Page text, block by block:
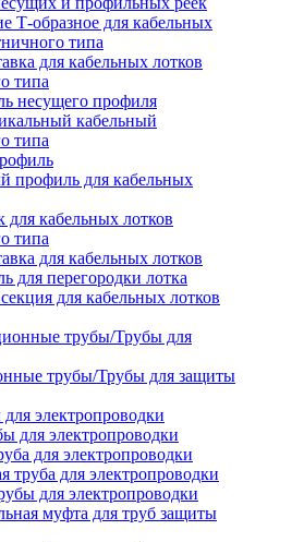
Т-образное для кабельных
типа
для кабельных лотков
типа
несущего профиля
кабельный
типа
профиль для кабельных
для кабельных лотков
типа
для кабельных лотков
для перегородки лотка
для кабельных лотков
трубы/Трубы для защиты
электропроводки
для электропроводки
для электропроводки
труба для электропроводки
для электропроводки
муфта для труб защиты